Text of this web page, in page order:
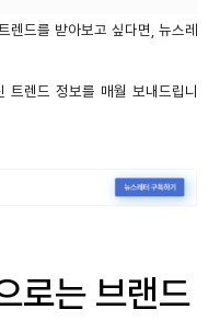
드를 받아보고 싶다면, 뉴스레
트렌드 정보를 매월 보내드립니
로는 브랜드